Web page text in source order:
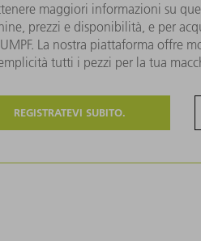
maggiori informazioni su
prezzi e disponibilità, e per
La nostra piattaforma offre
tutti i pezzi per la tua
REGISTRATEVI SUBITO.